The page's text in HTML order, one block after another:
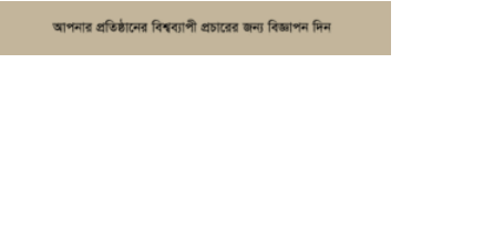
ফরিদগঞ্জে চুরির আতঙ্ক: এক সপ্তাহে
২০টির বেশি ঘটনা, নিরাপত্তাহীনতায়